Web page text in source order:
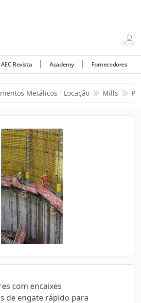
AEC Revista Academy Fornecedores
Metálicos - Locação Mills
com encaixes
de engate rápido para